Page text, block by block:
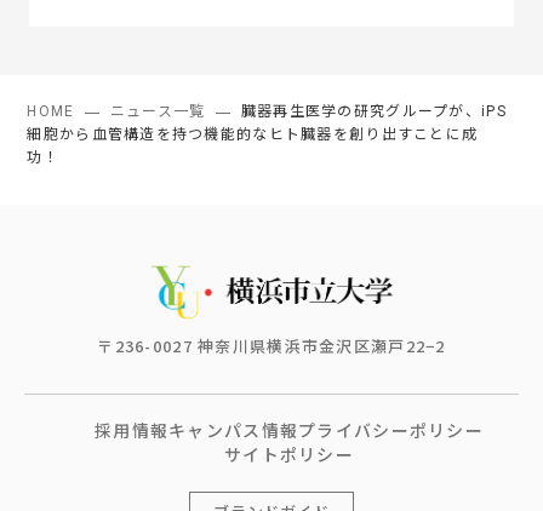
HOME ニュース一覧
臓器再生医学の研究グループが、iPS
細胞から血管構造を持つ機能的なヒト臓器を創り出すことに成
功！
〒236-0027 神奈川県横浜市金沢区瀬戸22−2
採用情報キャンパス情報プライバシーポリシー
サイトポリシー